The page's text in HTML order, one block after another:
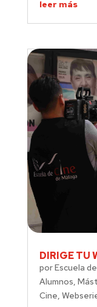
leer más
DIRIGE TU
porEscuela
Alumnos,
Cine,